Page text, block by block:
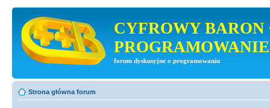
CYFROWY BARON
PROGRAMOWANIE
forum dyskusyjne o programowaniu
Strona główna forum